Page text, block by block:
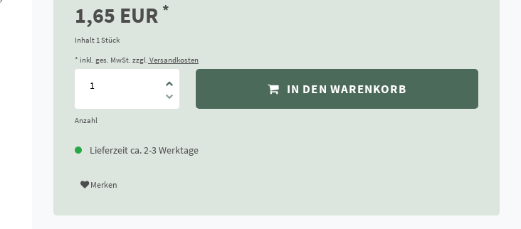
1,65 EUR *
Inhalt 1Stück
* inkl. ges. MwSt. zzgl. Versandkosten
IN DEN WARENKORB
Anzahl
Lieferzeit ca. 2-3 Werktage
Merken